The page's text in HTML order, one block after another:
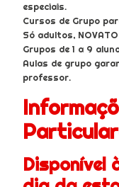
especiais.
Cursos de Grupo
Só adultos,
Grupos de 1 a 9
Aulas de grupo
professor.
Disponível